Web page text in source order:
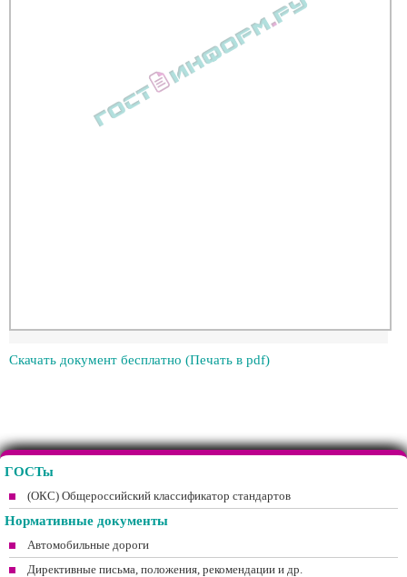
Скачать документ бесплатно (Печать в pdf)
ГОСТы
(ОКС) Общероссийский классификатор стандартов
Нормативные документы
Автомобильные дороги
Директивные письма, положения, рекомендации и др.